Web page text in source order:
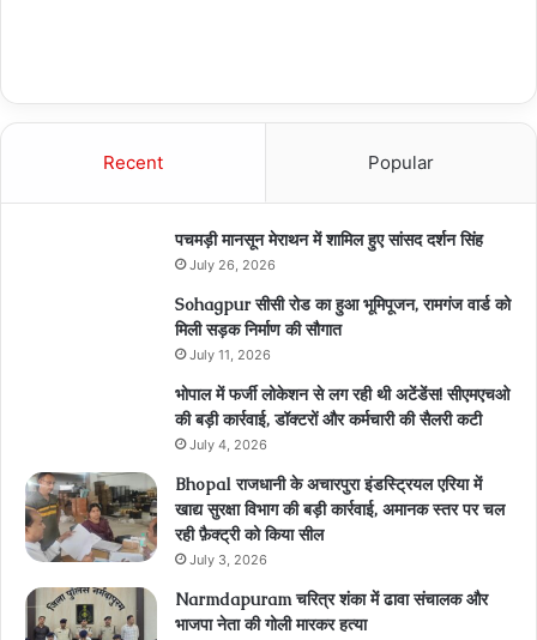
Recent Popular
पचमड़ी मानसून मेराथन में शामिल हुए सांसद दर्शन सिंह
July 26, 2026
Sohagpur सीसी रोड का हुआ भूमिपूजन, रामगंज वार्ड को
मिली सड़क निर्माण की सौगात
July 11, 2026
भोपाल में फर्जी लोकेशन से लग रही थी अटेंडेंस! सीएमएचओ
की बड़ी कार्रवाई, डॉक्टरों और कर्मचारी की सैलरी कटी
July 4, 2026
Bhopal राजधानी के अचारपुरा इंडस्ट्रियल एरिया में
खाद्य सुरक्षा विभाग की बड़ी कार्रवाई, अमानक स्तर पर चल
रही फ़ैक्ट्री को किया सील
July 3, 2026
Narmdapuram चरित्र शंका में ढावा संचालक और
भाजपा नेता की गोली मारकर हत्या